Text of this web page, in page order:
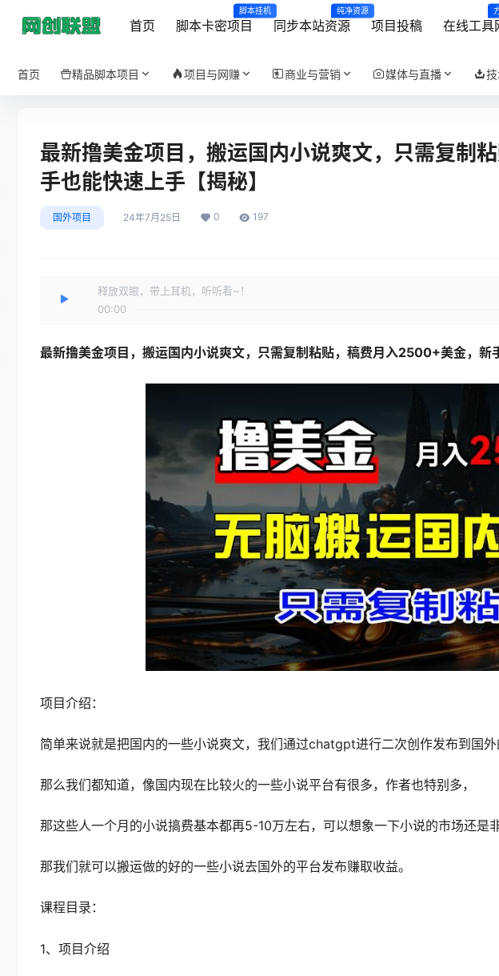
首页 脚本卡密项目
脚本挂机
同步本站资源
纯净资源
项目投稿 在线工具
首页 精品脚本项目 项目与网赚 商业与营销 媒体与直播
最新撸美金项目，搬运国内小说爽文，只需复制
手也能快速上手【揭秘】
国外项目 24年7月25日 0 197
释放双眼，带上耳机，听听看~！
00:00
最新撸美金项目 ，搬运国内小说爽文，只需复制粘贴，稿费月入2500+美金，新
项目介绍：
简单来说就是把国内的一些小说爽文，我们通过chatgpt进行二次创作发布到国外
那么我们都知道，像国内现在比较火的一些小说平台有很多，作者也特别多，
那这些人一个月的小说搞费基本都再5-10万左右，可以想象一下小说的市场还是非
那我们就可以搬运做的好的一些小说去国外的平台发布赚取收益。
课程目录：
1、项目介绍